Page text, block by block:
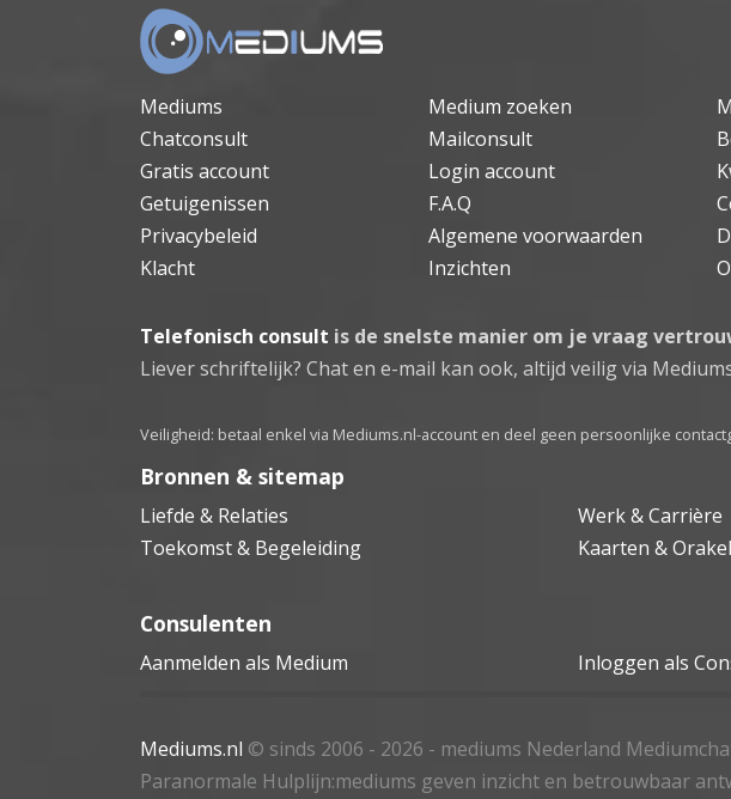
Mediums Medium zoeken
Chatconsult
Mailconsult
Gratis account
Login account
Getuigenissen
F.A.Q
Privacybeleid
Algemene voorwaarden
Klacht
Inzichten
Telefonisch consult is de snelste manier om je vraag
Liever schriftelijk? Chat en e-mail kan ook, altijd veilig via
Veiligheid: betaal enkel via Mediums.nl-account en deel geen persoonlijke
Bronnen & sitemap
Liefde & Relaties Werk & Carrière
Toekomst & Begeleiding
Kaarten &
Consulenten
Aanmelden als Medium Inloggen als
Mediums.nl © sinds 2006 - 2026 - mediums Nederland
Paranormale Hulplijn:mediums geven inzicht en betrouwbaar